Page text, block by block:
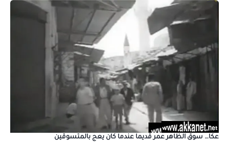
عكا… سوق الظاهر عمر قديما عندما كان يعج بالمتسوقين